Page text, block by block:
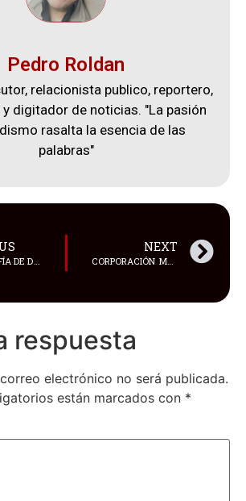
Pedro Roldan
relacionista publico, reportero,
digitador de noticias. "La pasión
rasalta la esencia de las
palabras"
FOTOGRAFÍA DE DOS PINGÜINOS VIUDOS ABRAZÁNDOSE, CAPTURADA POR EL ALEMÁN TOBÍAS BAUMGAERTNER
NEXT
CORPORACIÓN MARESA RECIBE VISITA DE ALTOS EJECUTIVOS DE SUMITOMO CORPORATION POWER & MOBILITY Y REFUERZA ALIANZA ESTRATÉGICA EN ECUADOR
respuesta
electrónico no será publicada.
están marcados con *